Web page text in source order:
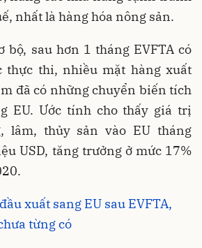
nhất là hàng hóa nông sản.
bộ, sau hơn 1 tháng EVFTA có
thực thi, nhiều mặt hàng xuất
đã có những chuyển biến tích
EU. Ước tính cho thấy giá trị
lâm, thủy sản vào EU tháng
USD, tăng trưởng ở mức 17%
xuất sang EU sau EVFTA,
từng có